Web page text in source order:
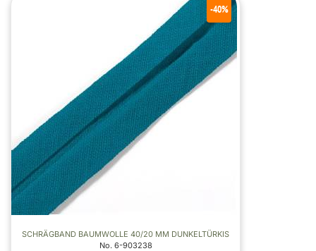
SCHRÄGBAND BAUMWOLLE 40/20 MM DUNKELTÜRKIS
No. 6-903238
-40%